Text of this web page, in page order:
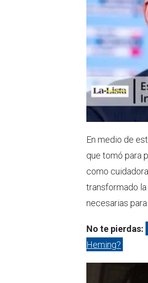
En medio de
que tomó para
como
transformado la
necesarias
No te pierdas:
Heming?